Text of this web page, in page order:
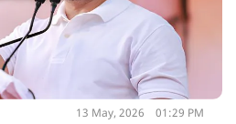
13 May, 2026 01:29 PM